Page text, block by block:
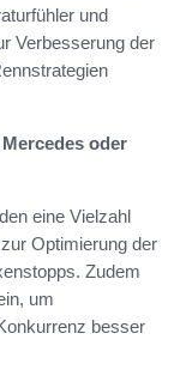
und
Verbesserung der
oder
eine Vielzahl
Optimierung der
Zudem
um
besser